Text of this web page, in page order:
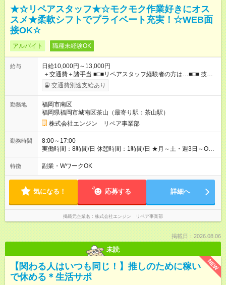
★☆リペアスタッフ★☆モクモク作業好きにオス
スメ★柔軟シフトでプライベート充実！☆WEB面
接OK☆
アルバイト 職種未経験OK
給与
日給10,000円～13,000円
＋交通費＋諸手当 ■□■リペアスタッフ経験者の方は…■□■ 技術
チェック後に日給を決定します！ ・現場数に応じて『日給が1.2
倍』！ ・その他手当により『1.5倍』になることも…！ ・その他
交通費規定支給 ◆残業手当あり ◆子供手当あり ◆宿泊手当あり
(2000円/1日) ※宿泊を伴う現場の場合 ◆先輩スタッフの給与例
﹋﹋﹋﹋﹋﹋﹋﹋﹋﹋﹋ ・週5日勤務Aさん ＞＞日給10，000円
×20勤務 ＞＞月収20万円＋諸手当 【試用期間】試用期間あり 試
用期間の長さ：6ヶ月 ※ 雇用形態と給与に、本採用時と異なる部
分があります。 雇用形態：本採用時と同じです。 給与：日
円 121勤務目から日給10，000円～ となります。
::::: ::::: ::::: ::::: ::::: ::::::
交通費別途支給あり
勤務地
福岡市南区
福岡県福岡市城南区茶山（最寄り駅：茶山駅）
株式会社エンジン リペア事業部
勤務時間
8:00～17:00
実働時間：8時間/日 休憩時間：1時間/日 ★月～土・週3日～OK
★週4～5日入れる方大歓迎！※日時相談OK ★時期により連休取
得も可能！ ＼毎月希望シフト提出で働きやすい！／ 毎月20日ま
談OK
特徴 副業・WワークOK
気になる！ 応募する 詳細へ
掲載元企業名 株式会社エンジン リペア事業部
掲載日：2026.08.06
未読
NEW
【関わる人はいつも同じ！】推しのために稼い
で休める＊生活サポ